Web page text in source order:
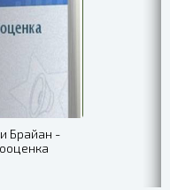
Брайан -